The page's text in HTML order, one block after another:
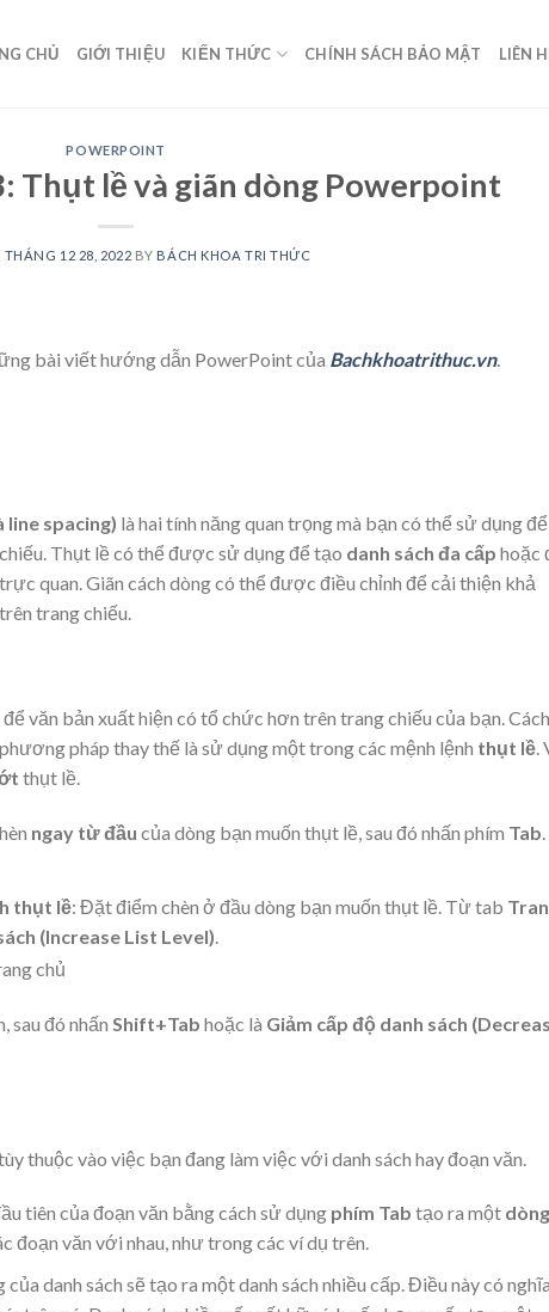
CHỦ GIỚI THIỆU KIẾN THỨC CHÍNH SÁCH BẢO MẬT LIÊN
POWERPOINT
Thụt lề và giãn dòng Powerpoint
THÁNG 12 28, 2022 BY BÁCH KHOA TRI THỨC
bài viết hướng dẫn PowerPoint của Bachkhoatrithuc.vn.
line spacing) là hai tính năng quan trọng mà bạn có thể sử dụng để
Thụt lề có thể được sử dụng để tạo danh sách đa cấp hoặc
quan. Giãn cách dòng có thể được điều chỉnh để cải thiện khả
trang chiếu.
văn bản xuất hiện có tổ chức hơn trên trang chiếu của bạn. Cách
phương pháp thay thế là sử dụng một trong các mệnh lệnh thụt lề
thụt lề.
ngay từ đầu của dòng bạn muốn thụt lề, sau đó nhấn phím Tab
thụt lề: Đặt điểm chèn ở đầu dòng bạn muốn thụt lề. Từ tab
(Increase List Level)
sau đó nhấn Shift+Tab hoặc là Giảm cấp độ danh sách
thuộc vào việc bạn đang làm việc với danh sách hay đoạn văn.
tiên của đoạn văn bằng cách sử dụngphím Tab tạo ra một dòng
đoạn văn với nhau, như trong các ví dụ trên.
danh sách sẽ tạo ra một danh sách nhiều cấp. Điều này có